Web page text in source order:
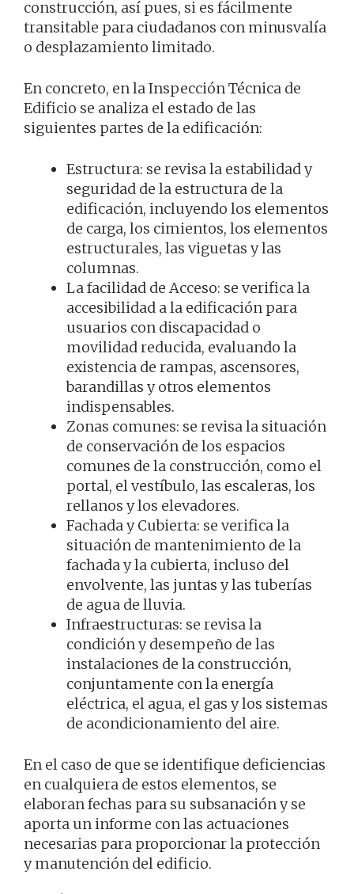
construcción, así pues, si es fácilmente
transitable para ciudadanos con minusvalía
o desplazamiento limitado.
En concreto, en la Inspección Técnica de
Edificio se analiza el estado de las
siguientes partes de la edificación:
Estructura: se revisa la estabilidad y
seguridad de la estructura de la
edificación, incluyendo los elementos
de carga, los cimientos, los elementos
estructurales, las viguetas y las
columnas.
La facilidad de Acceso: se verifica la
accesibilidad a la edificación para
usuarios con discapacidad o
movilidad reducida, evaluando la
existencia de rampas, ascensores,
barandillas y otros elementos
indispensables.
Zonas comunes: se revisa la situación
de conservación de los espacios
comunes de la construcción, como el
portal, el vestíbulo, las escaleras, los
rellanos y los elevadores.
Fachada y Cubierta: se verifica la
situación de mantenimiento de la
fachada y la cubierta, incluso del
envolvente, las juntas y las tuberías
de agua de lluvia.
Infraestructuras: se revisa la
condición y desempeño de las
instalaciones de la construcción,
conjuntamente con la energía
eléctrica, el agua, el gas y los sistemas
de acondicionamiento del aire.
En el caso de que se identifique deficiencias
en cualquiera de estos elementos, se
elaboran fechas para su subsanación y se
aporta un informe con las actuaciones
necesarias para proporcionar la protección
y manutención del edificio.